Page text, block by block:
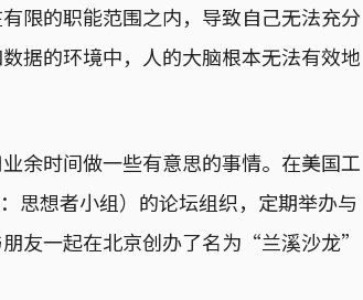
限的职能范围之内，导致自己无法充分
据的环境中，人的大脑根本无法有效地
余时间做一些有意思的事情。在美国工
想者小组）的论坛组织，定期举办与
友一起在北京创办了名为“兰溪沙龙”